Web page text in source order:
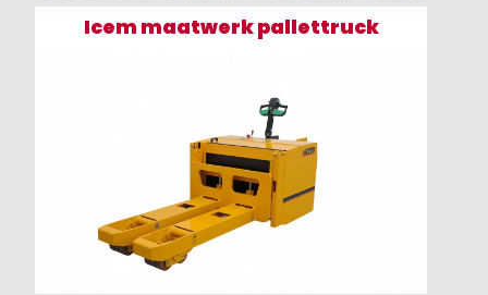
Icem maatwerk pallettruck